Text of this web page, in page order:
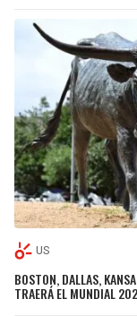
US
BOSTON, DALLAS,
TRAERÁ EL MUNDIAL